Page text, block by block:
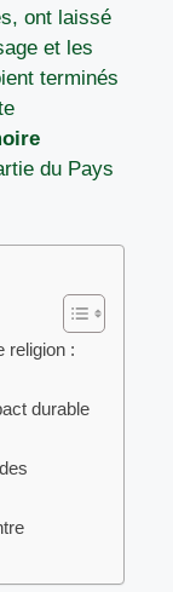
ont laissé
et les
terminés
du Pays
religion :
durable